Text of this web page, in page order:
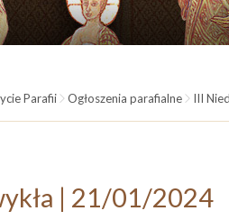
Parafii Ogłoszenia parafialne III
| 21/01/2024